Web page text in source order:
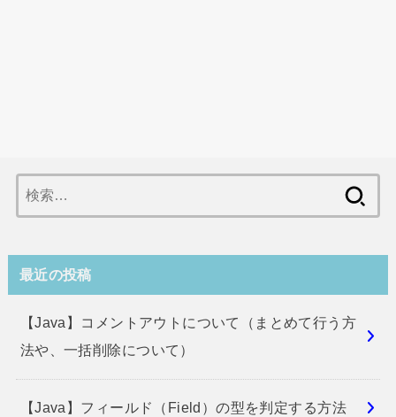
索:
最近の投稿
【Java】コメントアウトについて（まとめて行う方
法や、一括削除について）
【Java】フィールド（Field）の型を判定する方法